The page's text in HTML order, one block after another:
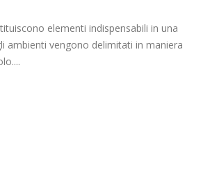
elementi indispensabili in una
ambienti vengono delimitati in maniera